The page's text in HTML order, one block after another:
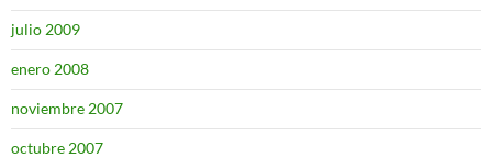
julio 2009
enero 2008
noviembre 2007
octubre 2007